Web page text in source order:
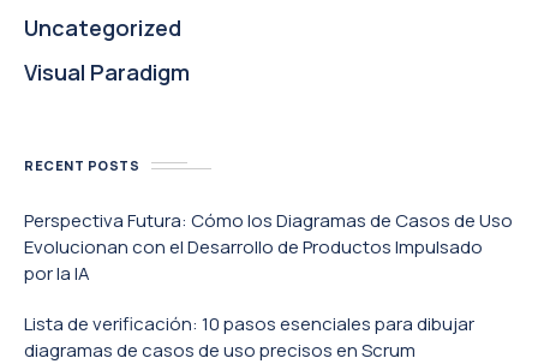
Uncategorized
Visual Paradigm
RECENT POSTS
Perspectiva Futura: Cómo los Diagramas de Casos de Uso
Evolucionan con el Desarrollo de Productos Impulsado
por la IA
Lista de verificación: 10 pasos esenciales para dibujar
diagramas de casos de uso precisos en Scrum